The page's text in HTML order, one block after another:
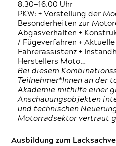
8.30—16.00 Uhr
PKW: + Vorstellung der
Besonderheiten zur
Abgasverhalten +
/ Fügeverfahren +
Fahrerassistenz +
Herstellers Moto…
Bei diesem
Teilnehmer*Innen an der
Akademie mithilfe einer
Anschauungsobjekten
und technischen
Motorradsektor vertraut
Ausbildung zum